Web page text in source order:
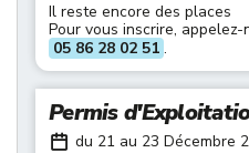
Il reste encore des places
Pour vous inscrire, appelez-
05 86 28 02 51 .
Permis
du 21 au 23 Décembre